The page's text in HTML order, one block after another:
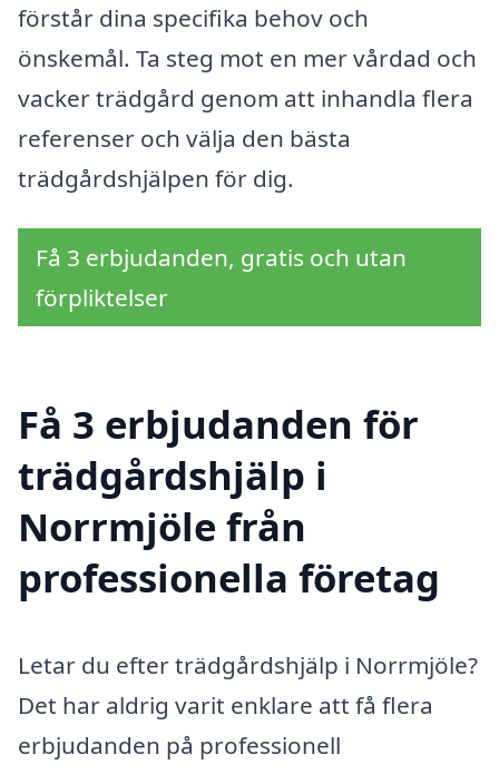
förstår dina specifika behov och
önskemål. Ta steg mot en mer vårdad och
vacker trädgård genom att inhandla flera
referenser och välja den bästa
trädgårdshjälpen för dig.
Få 3 erbjudanden, gratis och utan
förpliktelser
Få 3 erbjudanden för
trädgårdshjälp i
Norrmjöle från
professionella företag
Letar du efter trädgårdshjälp i Norrmjöle?
Det har aldrig varit enklare att få flera
erbjudanden på professionell